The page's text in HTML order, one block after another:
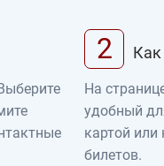
2 Как
На
удобный
картой
билетов.